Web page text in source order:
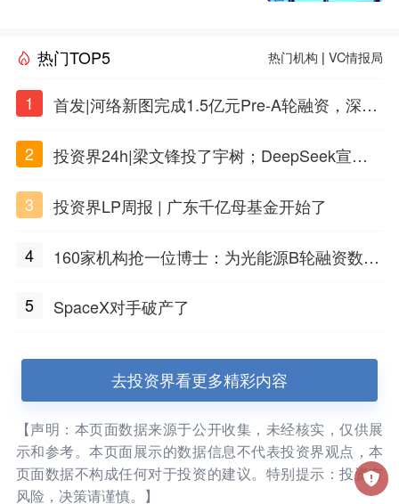
热门TOP5 热门机构 |VC情报局
1
首发|河络新图完成1.5亿元Pre-A轮融资，深耕i
2
投资界24h|梁文锋投了宇树；DeepSeek宣布
3
投资界LP周报 | 广东千亿母基金开始了
4
160家机构抢一位博士：为光能源B轮融资数亿
5
SpaceX对手破产了
去投资界看更多精彩内容
【声明：本页面数据来源于公开收集，未经核实，仅供展
示和参考。本页面展示的数据信息不代表投资界观点，本
页面数据不构成任何对于投资的建议。特别提示：投资有
风险，决策请谨慎。】